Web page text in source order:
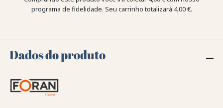
programa de fidelidade. Seu carrinho totalizará 4,00 €.
Dados do produto